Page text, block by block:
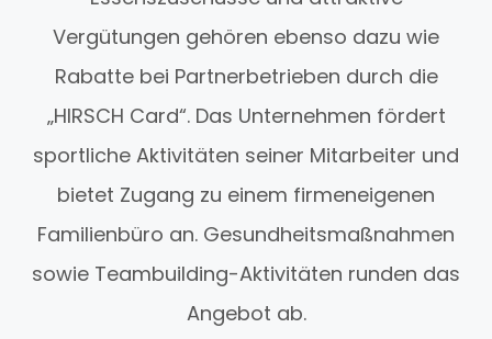
Vergütungen gehören ebenso dazu wie
Rabatte bei Partnerbetrieben durch die
„HIRSCH Card“. Das Unternehmen fördert
sportliche Aktivitäten seiner Mitarbeiter und
bietet Zugang zu einem firmeneigenen
Familienbüro an. Gesundheitsmaßnahmen
sowie Teambuilding-Aktivitäten runden das
Angebot ab.